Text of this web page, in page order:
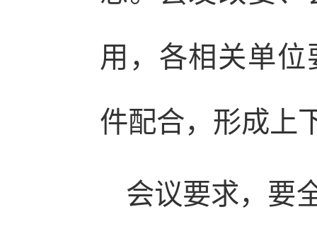
用，各相关单
件配合，形成上
会议要求，要